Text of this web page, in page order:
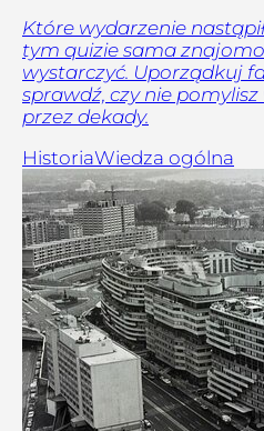
Które wydarzenie
tym quizie sama
wystarczyć. Uporządkuj
sprawdź, czy nie
przez dekady.
HistoriaWiedza ogólna